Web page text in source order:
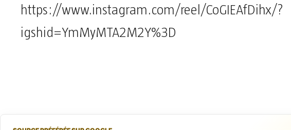
https://www.instagram.com/reel/CoGIEAfDihx/?
igshid=YmMyMTA2M2Y%3D